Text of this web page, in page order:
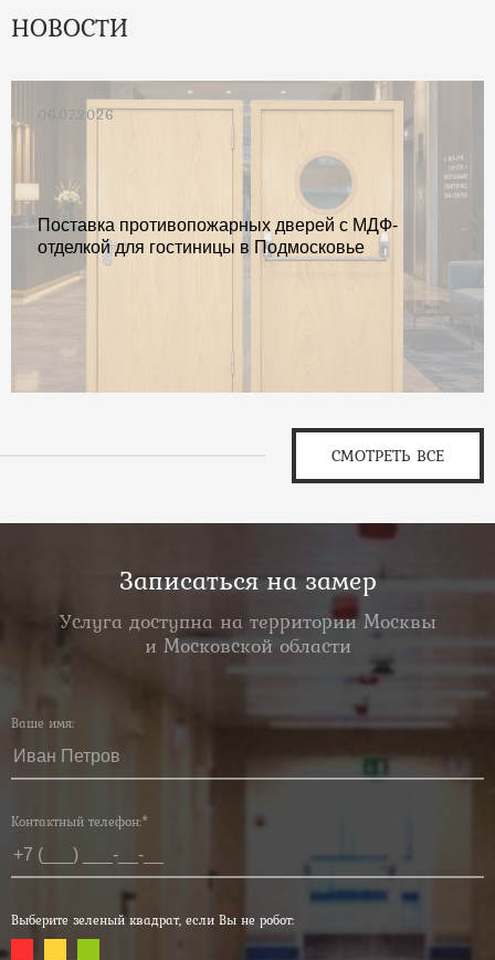
НОВОСТИ
06.07.2026
Поставка противопожарных дверей с МДФ-
отделкой для гостиницы в Подмосковье
СМОТРЕТЬ ВСЕ
Записаться на замер
Услуга доступна на территории Москвы
и Московской области
Ваше имя:
Контактный телефон:*
Выберите зеленый квадрат, если Вы не робот: